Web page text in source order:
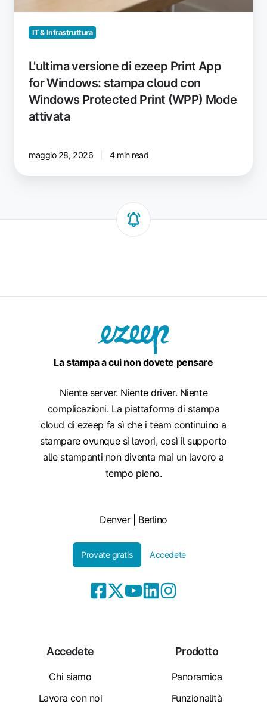
attivata
IT & Infrastruttura
L'ultima versione di ezeep Print App
for Windows: stampa cloud con
Windows Protected Print (WPP) Mode
attivata
maggio 28, 2026 4 min read
La stampa a cui non dovete pensare
Niente server. Niente driver. Niente
complicazioni. La piattaforma di stampa
cloud di ezeep fa sì che i team continuino a
stampare ovunque si lavori, così il supporto
alle stampanti non diventa mai un lavoro a
tempo pieno.
Denver | Berlino
Provate gratis Accedete
Accedete
Chi siamo
Lavora con noi
Prodotto
Panoramica
Funzionalità